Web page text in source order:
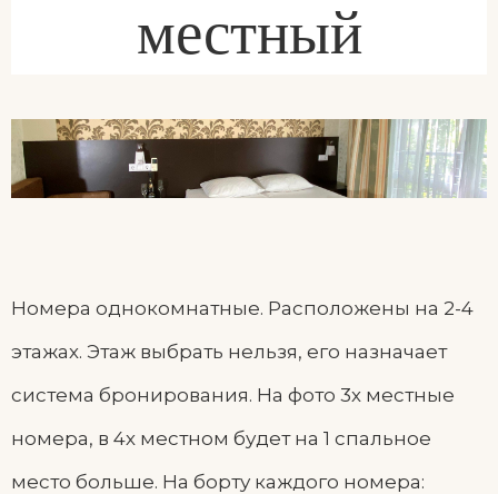
местный
Номера однокомнатные. Расположены на 2-4
этажах. Этаж выбрать нельзя, его назначает
система бронирования. На фото 3х местные
номера, в 4х местном будет на 1 спальное
место больше. На борту каждого номера: